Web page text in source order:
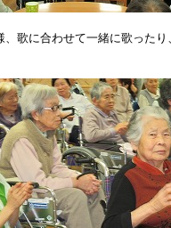
、歌に合わせて一緒に歌ったり